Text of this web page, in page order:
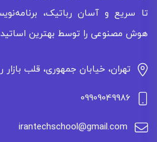
تا سریع و آسان رباتیک،
هوش مصنوعی را توسط بهترین اساتید
تهران، خیابان جمهوری، قلب بازار
09909049986
irantechschool@gmail.com